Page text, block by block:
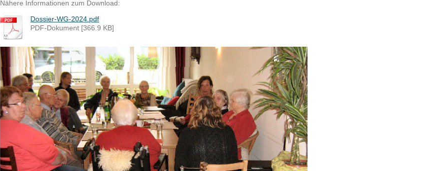
Nähere Informationen zum Download:
Dossier-WG-2024.pdf
PDF-Dokument [366.9 KB]